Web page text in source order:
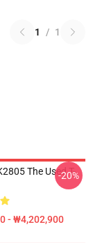
1 / 1
The Used T-
- ₩4,202,900
-20%